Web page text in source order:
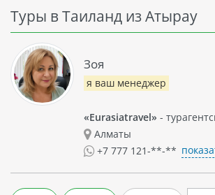
Туры в Таиланд из Атырау
Зоя
я ваш менеджер
«Eurasiatravel» -
Алматы
+7 777 121-**-**